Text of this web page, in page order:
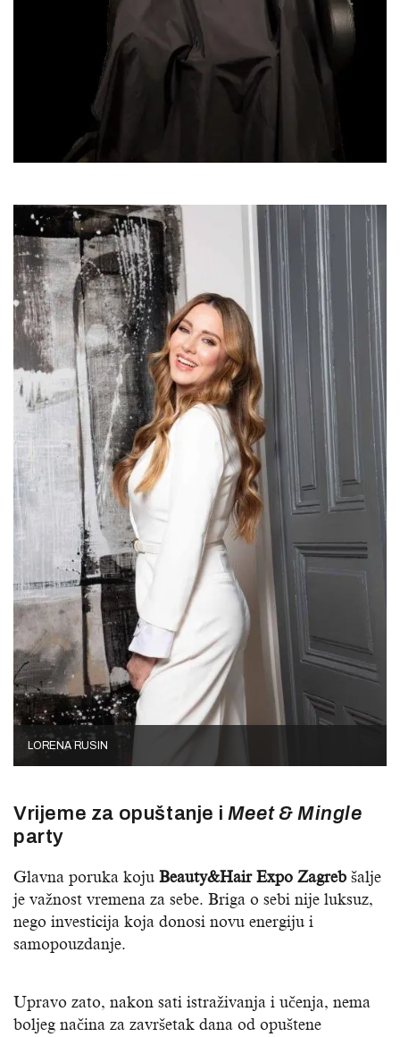
LORENA RUSIN
Vrijeme za opuštanje i Meet& Mingle
party
Glavna poruka koju Beauty&Hair Expo Zagreb šalje
je važnost vremena za sebe. Briga o sebi nije luksuz,
nego investicija koja donosi novu energiju i
samopouzdanje.
Upravo zato, nakon sati istraživanja i učenja, nema
boljeg načina za završetak dana od opuštene